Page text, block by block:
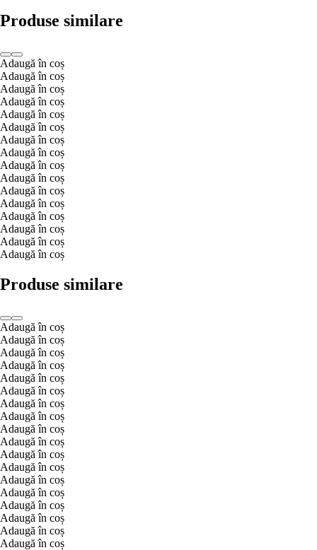
Produse similare
Adaugă în coș
Adaugă în coș
Adaugă în coș
Adaugă în coș
Adaugă în coș
Adaugă în coș
Adaugă în coș
Adaugă în coș
Adaugă în coș
Adaugă în coș
Adaugă în coș
Adaugă în coș
Adaugă în coș
Adaugă în coș
Adaugă în coș
Adaugă în coș
Produse similare
Adaugă în coș
Adaugă în coș
Adaugă în coș
Adaugă în coș
Adaugă în coș
Adaugă în coș
Adaugă în coș
Adaugă în coș
Adaugă în coș
Adaugă în coș
Adaugă în coș
Adaugă în coș
Adaugă în coș
Adaugă în coș
Adaugă în coș
Adaugă în coș
Adaugă în coș
Adaugă în coș